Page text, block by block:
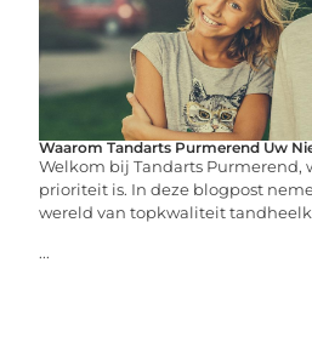
Waarom Tandarts Purmerend Uw
Welkom bij Tandarts Purmerend,
prioriteit is. In deze blogpost
wereld van topkwaliteit
...